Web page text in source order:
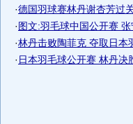
·德国羽球赛林丹谢杏芳过
·图文:羽毛球中国公开赛
·林丹击败陶菲克 夺取日本
· 日本羽毛球公开赛 林丹决